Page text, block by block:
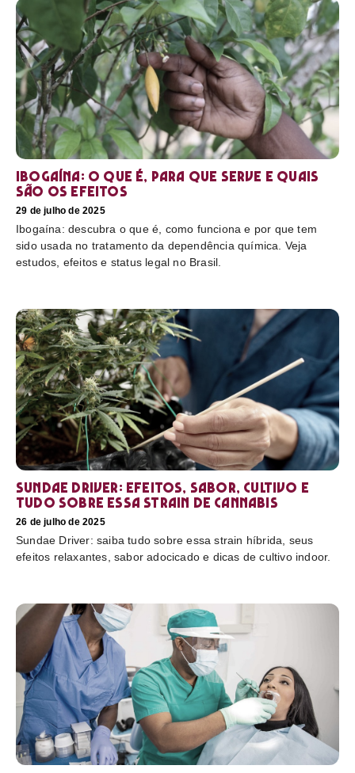
Ibogaína: o que é, para que serve e quais
são os efeitos
29 de julho de 2025
Ibogaína: descubra o que é, como funciona e por que tem
sido usada no tratamento da dependência química. Veja
estudos, efeitos e status legal no Brasil.
Sundae Driver: efeitos, sabor, cultivo e
tudo sobre essa strain de cannabis
26 de julho de 2025
Sundae Driver: saiba tudo sobre essa strain híbrida, seus
efeitos relaxantes, sabor adocicado e dicas de cultivo indoor.